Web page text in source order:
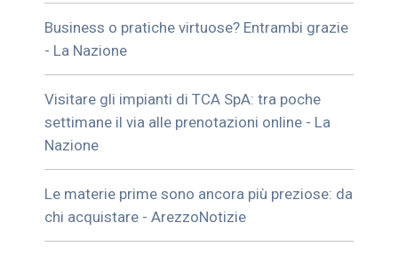
Business o pratiche virtuose? Entrambi grazie
- La Nazione
Visitare gli impianti di TCA SpA: tra poche
settimane il via alle prenotazioni online - La
Nazione
Le materie prime sono ancora più preziose: da
chi acquistare - ArezzoNotizie